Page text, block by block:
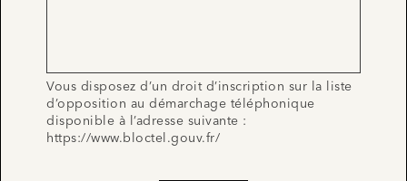
Vous disposez d’un droit d’inscription sur la liste
d’opposition au démarchage téléphonique
disponible à l’adresse suivante :
https://www.bloctel.gouv.fr/